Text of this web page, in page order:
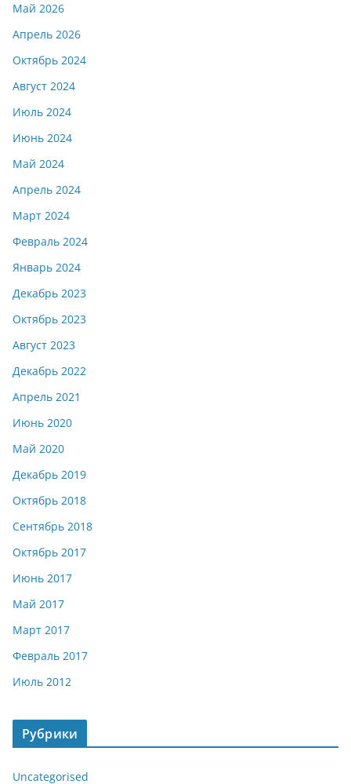
Май 2026
Апрель 2026
Октябрь 2024
Август 2024
Июль 2024
Июнь 2024
Май 2024
Апрель 2024
Март 2024
Февраль 2024
Январь 2024
Декабрь 2023
Октябрь 2023
Август 2023
Декабрь 2022
Апрель 2021
Июнь 2020
Май 2020
Декабрь 2019
Октябрь 2018
Сентябрь 2018
Октябрь 2017
Июнь 2017
Май 2017
Март 2017
Февраль 2017
Июль 2012
Рубрики
Uncategorised